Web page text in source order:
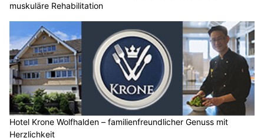
muskuläre Rehabilitation
Hotel Krone Wolfhalden – familienfreundlicher Genuss mit
Herzlichkeit